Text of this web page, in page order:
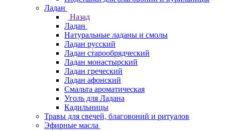
Ладан
Назад
Ладан
Натуральные ладаны и смолы
Ладан русский
Ладан старообрядческий
Ладан монастырский
Ладан греческий
Ладан афонский
Смальта ароматическая
Уголь для Ладана
Кадильницы
Травы для свечей, благовоний и ритуалов
Эфирные масла